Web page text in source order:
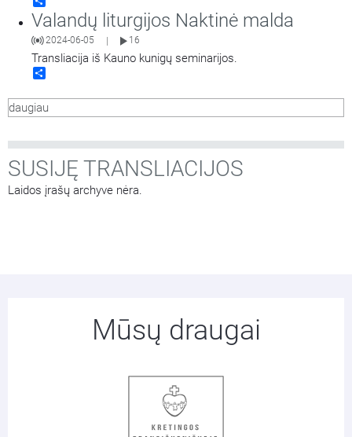
Valandų liturgijos Naktinė malda
2024-06-05 16
Transliacija iš Kauno kunigų seminarijos.
daugiau
SUSIJĘ TRANSLIACIJOS
Laidos įrašų archyve nėra.
Mūsų draugai